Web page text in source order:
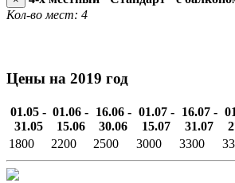
Кол-во мест: 4
Цены на 2019 год
01.05 -
31.05
01.06 -
15.06
16.06 -
30.06
01.07 -
15.07
16.07 -
31.07
1800
2200 2500 3000 3300